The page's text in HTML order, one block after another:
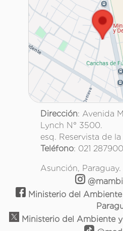
Dirección: Avenida
Lynch N° 3500.
esq. Reservista de
Teléfono: 021
Asunción, Paraguay.
Ministerio del Ambiente
Ministerio del Ambiente